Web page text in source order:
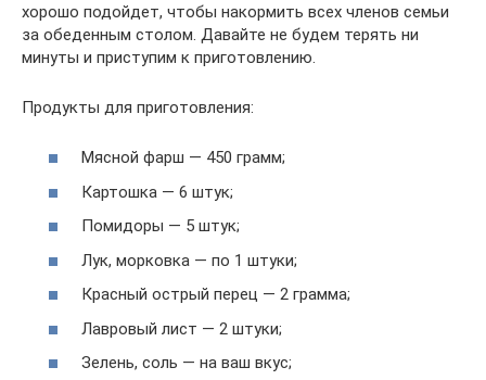
хорошо подойдет, чтобы накормить всех членов семьи
за обеденным столом. Давайте не будем терять ни
минуты и приступим к приготовлению.
Продукты для приготовления:
Мясной фарш — 450 грамм;
Картошка — 6 штук;
Помидоры — 5 штук;
Лук, морковка — по 1 штуки;
Красный острый перец — 2 грамма;
Лавровый лист — 2 штуки;
Зелень, соль — на ваш вкус;